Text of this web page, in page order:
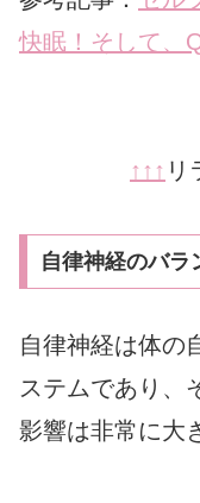
快眠！そして
↑↑↑ リ
自律神経のバラ
自律神経は体の
ステムであり、
影響は非常に大